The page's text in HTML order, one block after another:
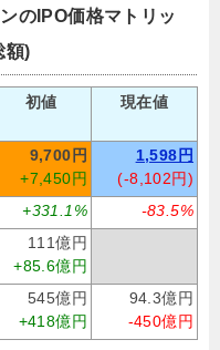
のIPO価格マトリッ
額)
初値 現在値
9,700円
+7,450円
1,598円
(-8,102円)
+331.1%
-83.5%
111億円
+85.6億円
545億円
+418億円
94.3億円
-450億円